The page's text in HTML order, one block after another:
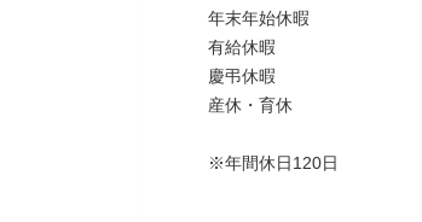
年末年始休暇
有給休暇
慶弔休暇
産休・育休
※年間休日120日